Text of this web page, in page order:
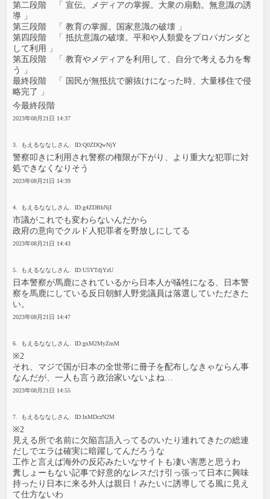
第二段階 「 宣伝。メディアの掌握。大衆の扇動。無意識の誘
導 」
第三段階 「 教育の掌握。国家意識の破壊 」
第四段階 「 抵抗意識の破壊。平和や人類愛をプロパガンダと
して利用 」
第五段階 「 教育やメディアを利用して、自分で考える力を奪
う 」
最終段階 「 国民が無抵抗で腑抜けになった時、大量移住で侵
略完了 」
今最終段階
2023年08月21日 14:37
3. もえるななしさん. ID:Q0ZDQwNjY
警察叩きに利用され警察の権限が下がり、より重大な犯罪に対
処できなくなりそう
2023年08月21日 14:39
4. もえるななしさん. ID:g4ZDBhNjI
市議がこれでも変わらないんだから
政府の意向でクルド人犯罪者を野放しにしてる
2023年08月21日 14:43
5. もえるななしさん. ID:U5YTdjYzU
日本警察が馬鹿にされているから日本人が犠牲になる、日本警
察を馬鹿にしている反日朝鮮人野党議員は落選していただきた
い。
2023年08月21日 14:47
6. もえるななしさん. ID:gxM2MyZmM
※2
それ、マジで国が日本の全世帯に冊子を配布しなきゃならん事
なんだが、一人も言う政治家いないよね…
2023年08月21日 14:55
7. もえるななしさん. ID:IxMDczN2M
※2
見える所で名前に欠陥言語入ってるのいたり連れてきたの総連
だしでエラは確実に暗躍してんだろうな
工作と言えば海外の反応みたいなサイトも凄い害悪と思うわ
糞しょーもない記事で好意的なレスだけ引っ張って日本に興味
持ったり日本に来る外人は親日！みたいに誘導してる風に見え
て仕方ないわ